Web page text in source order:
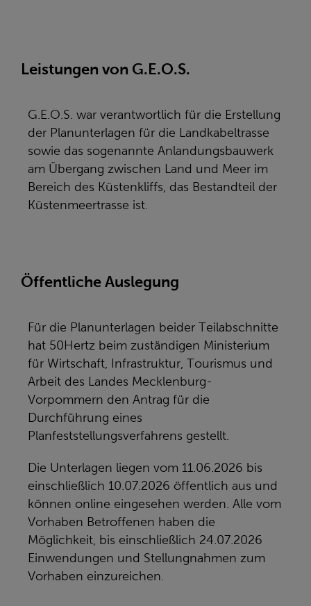
Leistungen von G.E.O.S.
G.E.O.S. war verantwortlich für die Erstellung
der Planunterlagen für die Landkabeltrasse
sowie das sogenannte Anlandungsbauwerk
am Übergang zwischen Land und Meer im
Bereich des Küstenkliffs, das Bestandteil der
Küstenmeertrasse ist.
Öffentliche Auslegung
Für die Planunterlagen beider Teilabschnitte
hat 50Hertz beim zuständigen Ministerium
für Wirtschaft, Infrastruktur, Tourismus und
Arbeit des Landes Mecklenburg-
Vorpommern den Antrag für die
Durchführung eines
Planfeststellungsverfahrens gestellt.
Die Unterlagen liegen vom 11.06.2026 bis
einschließlich 10.07.2026 öffentlich aus und
können online eingesehen werden. Alle vom
Vorhaben Betroffenen haben die
Möglichkeit, bis einschließlich 24.07.2026
Einwendungen und Stellungnahmen zum
Vorhaben einzureichen.